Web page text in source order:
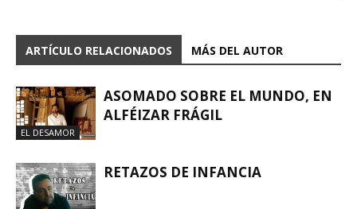
ARTÍCULO RELACIONADOS MÁS DEL AUTOR
EL DESAMOR
ASOMADO SOBRE EL MUNDO, EN
ALFÉIZAR FRÁGIL
RETAZOS DE INFANCIA